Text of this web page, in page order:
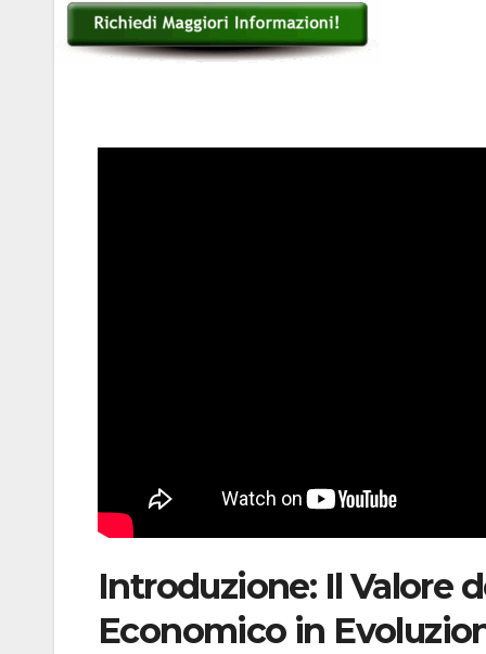
Introduzione: Il Valore
Economico in